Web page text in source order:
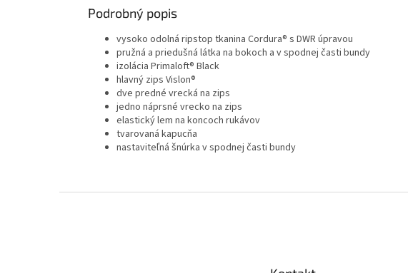
Podrobný popis
vysoko odolná ripstop tkanina Cordura® s DWR úpravou
pružná a priedušná látka na bokoch a v spodnej časti bundy
izolácia Primaloft® Black
hlavný zips Vislon®
dve predné vrecká na zips
jedno náprsné vrecko na zips
elastický lem na koncoch rukávov
tvarovaná kapucňa
nastaviteľná šnúrka v spodnej časti bundy